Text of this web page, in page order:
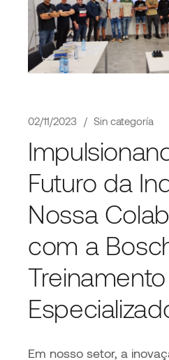
02/11/2023 Sin categoría
Futuro da
Nossa
com a
Treinamento
Em nosso setor, a